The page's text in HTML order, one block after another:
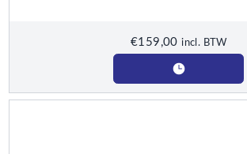
€159,00 incl. BTW